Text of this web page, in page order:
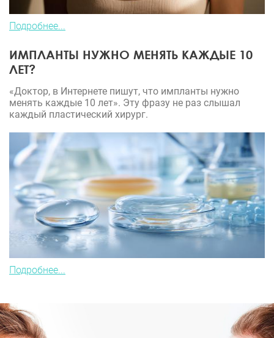
Подробнее...
ИМПЛАНТЫ НУЖНО МЕНЯТЬ КАЖДЫЕ 10
ЛЕТ?
«Доктор, в Интернете пишут, что импланты нужно
менять каждые 10 лет». Эту фразу не раз слышал
каждый пластический хирург.
Подробнее...